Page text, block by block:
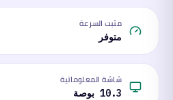
مثبت السرعة
متوفر
شاشة المعلوماتية
10.3 بوصة